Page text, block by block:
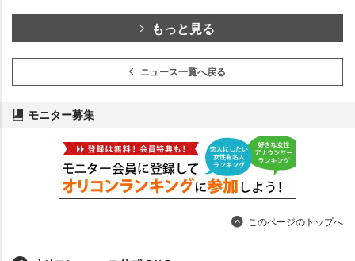
もっと見る
ニュース一覧へ戻る
モニター募集
このページのトップへ